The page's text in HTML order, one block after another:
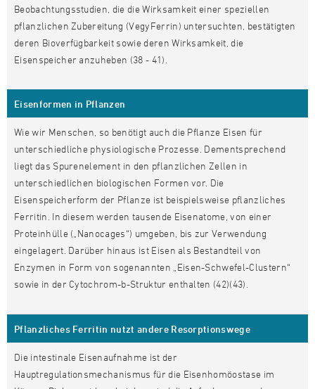
Beobachtungsstudien, die die Wirksamkeit einer speziellen
pflanzlichen Zubereitung (VegyFerrin) untersuchten, bestätigten
deren Bioverfügbarkeit sowie deren Wirksamkeit, die
Eisenspeicher anzuheben (38 - 41).
Eisenformen in Pflanzen
Wie wir Menschen, so benötigt auch die Pflanze Eisen für
unterschiedliche physiologische Prozesse. Dementsprechend
liegt das Spurenelement in den pflanzlichen Zellen in
unterschiedlichen biologischen Formen vor. Die
Eisenspeicherform der Pflanze ist beispielsweise pflanzliches
Ferritin. In diesem werden tausende Eisenatome, von einer
Proteinhülle („Nanocages“) umgeben, bis zur Verwendung
eingelagert. Darüber hinaus ist Eisen als Bestandteil von
Enzymen in Form von sogenannten „Eisen-Schwefel-Clustern“
sowie in der Cytochrom-b-Struktur enthalten (42)(43).
Pflanzliches Ferritin nutzt andere Resorptionswege
Die intestinale Eisenaufnahme ist der
Hauptregulationsmechanismus für die Eisenhomöostase im